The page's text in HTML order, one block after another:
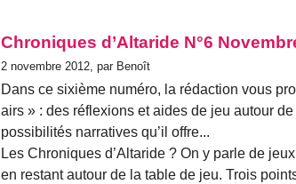
Chroniques d’Altaride N°6
2 novembre 2012, par Benoît
Dans ce sixième numéro, la rédaction vous
airs » : des réflexions et aides de jeu autour
possibilités narratives qu’il offre...
Les Chroniques d’Altaride ? On y parle de
en restant autour de la table de jeu. Trois